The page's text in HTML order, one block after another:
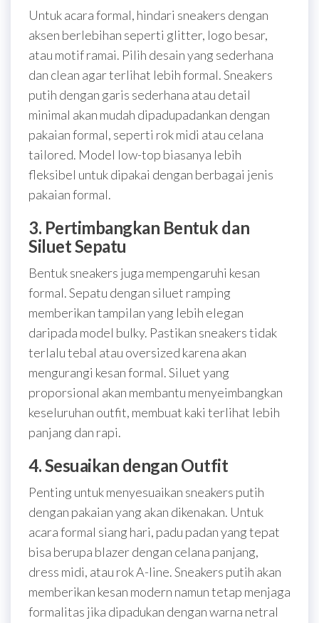
Untuk acara formal, hindari sneakers dengan
aksen berlebihan seperti glitter, logo besar,
atau motif ramai. Pilih desain yang sederhana
dan clean agar terlihat lebih formal. Sneakers
putih dengan garis sederhana atau detail
minimal akan mudah dipadupadankan dengan
pakaian formal, seperti rok midi atau celana
tailored. Model low-top biasanya lebih
fleksibel untuk dipakai dengan berbagai jenis
pakaian formal.
3. Pertimbangkan Bentuk dan
Siluet Sepatu
Bentuk sneakers juga mempengaruhi kesan
formal. Sepatu dengan siluet ramping
memberikan tampilan yang lebih elegan
daripada model bulky. Pastikan sneakers tidak
terlalu tebal atau oversized karena akan
mengurangi kesan formal. Siluet yang
proporsional akan membantu menyeimbangkan
keseluruhan outfit, membuat kaki terlihat lebih
panjang dan rapi.
4. Sesuaikan dengan Outfit
Penting untuk menyesuaikan sneakers putih
dengan pakaian yang akan dikenakan. Untuk
acara formal siang hari, padu padan yang tepat
bisa berupa blazer dengan celana panjang,
dress midi, atau rok A-line. Sneakers putih akan
memberikan kesan modern namun tetap menjaga
formalitas jika dipadukan dengan warna netral